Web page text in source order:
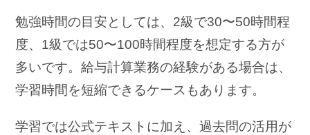
勉強時間の目安としては、2級で30〜50時間程
度、1級では50〜100時間程度を想定する方が
多いです。給与計算業務の経験がある場合は、
学習時間を短縮できるケースもあります。
学習では公式テキストに加え、過去問の活用が